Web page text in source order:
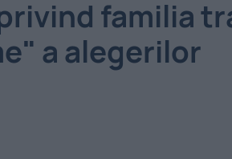
familia
a alegerilor